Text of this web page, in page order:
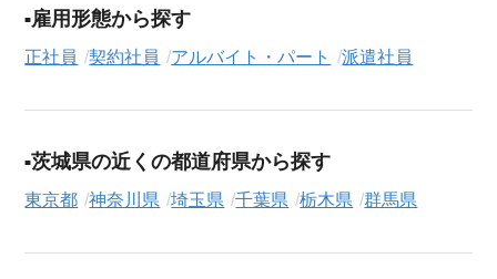
雇用形態から探す
正社員 契約社員 アルバイト・パート 派遣社員
茨城県の近くの都道府県から探す
東京都 神奈川県 埼玉県 千葉県 栃木県 群馬県